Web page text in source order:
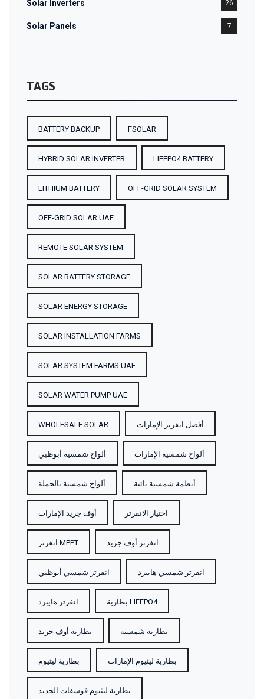
Solar Inverters 26
Solar Panels 7
TAGS
BATTERY BACKUP FSOLAR
HYBRID SOLAR INVERTER LIFEPO4 BATTERY
LITHIUM BATTERY OFF-GRID SOLAR SYSTEM
OFF-GRID SOLAR UAE
REMOTE SOLAR SYSTEM
SOLAR BATTERY STORAGE
SOLAR ENERGY STORAGE
SOLAR INSTALLATION FARMS
SOLAR SYSTEM FARMS UAE
SOLAR WATER PUMP UAE
WHOLESALE SOLAR أفضل انفرتر الإمارات
ألواح شمسية أبوظبي ألواح شمسية الإمارات
ألواح شمسية بالجملة أنظمة شمسية نائية
أوف جريد الإمارات اختيار الانفرتر
انفرتر MPPT انفرتر أوف جريد
انفرتر شمسي أبوظبي انفرتر شمسي هايبرد
انفرتر هايبرد بطارية LIFEPO4
بطارية أوف جريد بطارية شمسية
بطارية ليثيوم بطارية ليثيوم الإمارات
بطارية ليثيوم فوسفات الحديد